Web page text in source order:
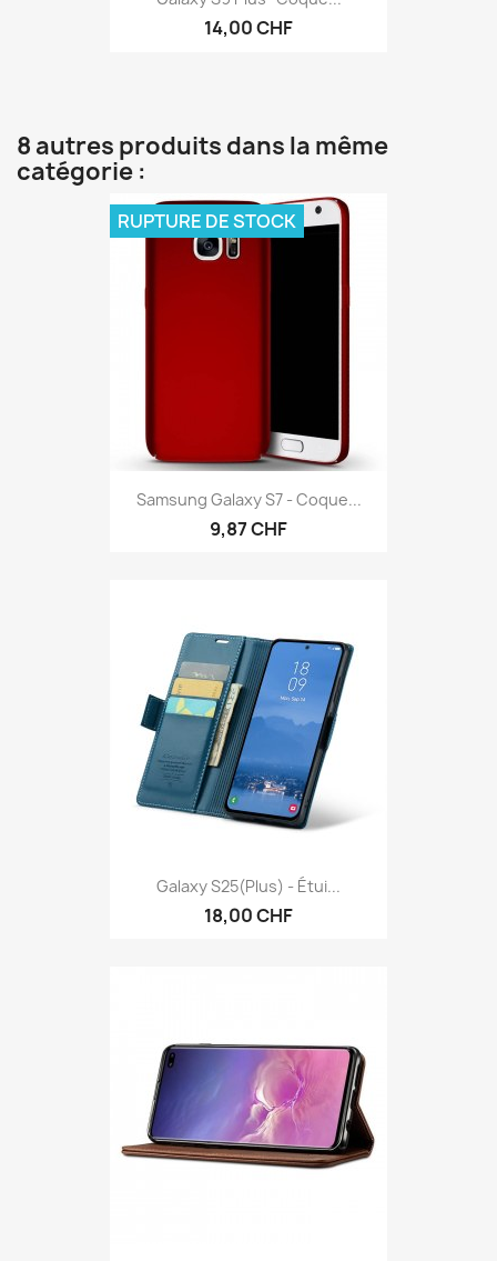
14,00 CHF
8 autres produits dans la même
catégorie :
Samsung Galaxy S7 - Coque...
9,87 CHF
RUPTURE DE STOCK
Galaxy S25(Plus) - Étui...
18,00 CHF